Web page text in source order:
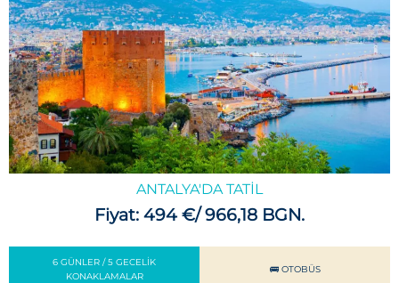
ANTALYA'DA TATIL
Fiyat: 494 €/ 966,18 BGN.
6 GÜNLER / 5 GECELIK
KONAKLAMALAR
🚌 OTOBÜS